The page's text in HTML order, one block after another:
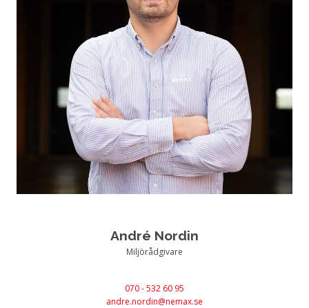
André Nordin
Miljörådgivare
070 - 532 60 95
andre.nordin@nemax.se